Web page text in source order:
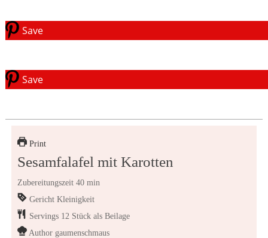
Save
Save
Print
Sesamfalafel mit Karotten
Zubereitungszeit 40 min
Gericht Kleinigkeit
Servings 12 Stück als Beilage
Author gaumenschmaus